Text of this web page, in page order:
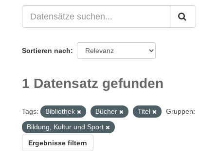
Sortieren nach
1 Datensatz gefunden
Tags: Bibliothek Bücher Titel
Gruppen:
Bildung, Kultur und Sport
Ergebnisse filtern